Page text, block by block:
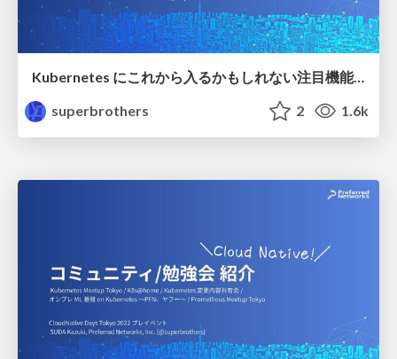
Kubernetes にこれから入るかもしれない注目機能！（2022年11月版）
superbrothers
2 1.6k